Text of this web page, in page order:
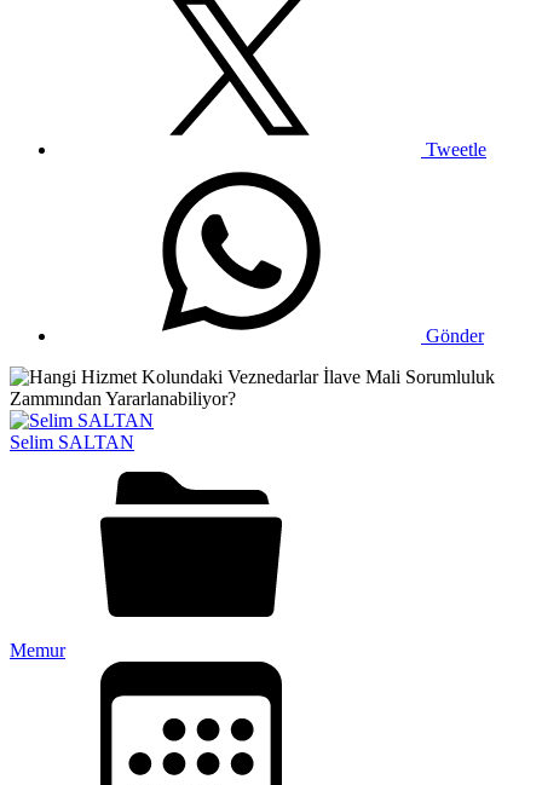
Tweetle
Gönder
Selim SALTAN
Memur